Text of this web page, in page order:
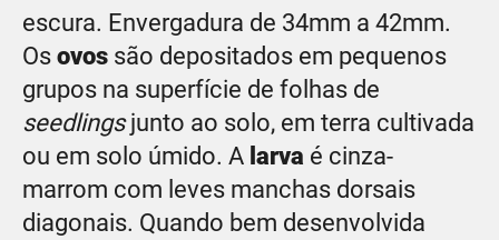
escura. Envergadura de 34mm a 42mm.
Os ovos são depositados em pequenos
grupos na superfície de folhas de
seedlingsjunto ao solo, em terra cultivada
ou em solo úmido. A larva é cinza-
marrom com leves manchas dorsais
diagonais. Quando bem desenvolvida